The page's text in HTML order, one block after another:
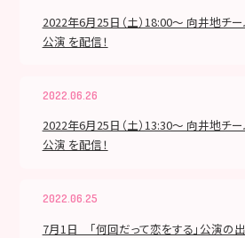
2022年6月25日（土）18:00～ 向井地チー
公演 を配信！
2022.06.26
2022年6月25日（土）13:30～ 向井地チー
公演 を配信！
2022.06.25
7月1日 「何回だって恋をする」公演の